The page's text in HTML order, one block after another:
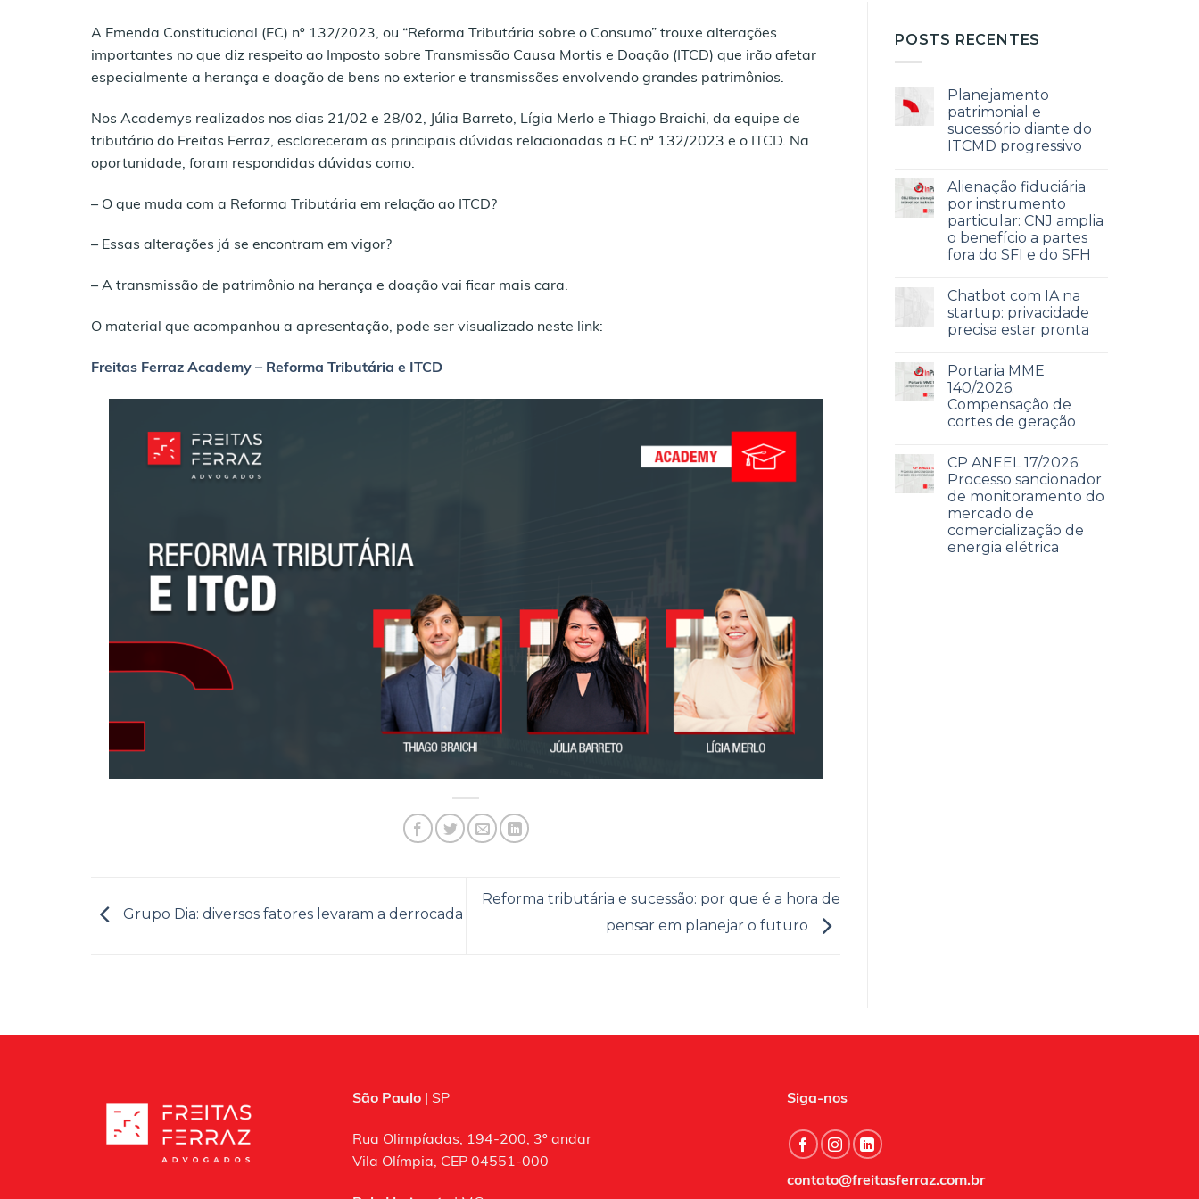
A Emenda Constitucional (EC) nº 132/2023, ou “Reforma Tributária sobre o Consumo” trouxe alterações
importantes no que diz respeito ao Imposto sobre Transmissão Causa Mortis e Doação (ITCD) que irão afetar
especialmente a herança e doação de bens no exterior e transmissões envolvendo grandes patrimônios.
Nos Academys realizados nos dias 21/02 e 28/02, Júlia Barreto, Lígia Merlo e Thiago Braichi, da equipe de
tributário do Freitas Ferraz, esclareceram as principais dúvidas relacionadas a EC nº 132/2023 e o ITCD. Na
oportunidade, foram respondidas dúvidas como:
– O que muda com a Reforma Tributária em relação ao ITCD?
– Essas alterações já se encontram em vigor?
– A transmissão de patrimônio na herança e doação vai ficar mais cara.
O material que acompanhou a apresentação, pode ser visualizado neste link:
Freitas Ferraz Academy – Reforma Tributária e ITCD
Grupo Dia: diversos fatores levaram a derrocada
Reforma tributária e sucessão: por que é a hora de
pensar em planejar o futuro
POSTS RECENTES
Planejamento
patrimonial e
sucessório diante do
ITCMD progressivo
Alienação fiduciária
por instrumento
particular: CNJ amplia
o benefício a partes
fora do SFI e do SFH
Chatbot com IA na
startup: privacidade
precisa estar pronta
Portaria MME
140/2026:
Compensação de
cortes de geração
CP ANEEL 17/2026:
Processo sancionador
de monitoramento do
mercado de
comercialização de
energia elétrica
São Paulo| SP
Rua Olimpíadas, 194-200, 3º andar
Vila Olímpia, CEP 04551-000
Siga-nos
contato@freitasferraz.com.br